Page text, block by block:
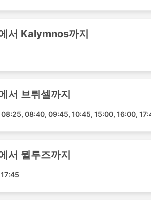
루가다 공항
른 - 제네바
른 - 파리 (프랑스)
른 - 프랑크푸르트암마인
른 - 암스테르담
서 Kalymnos까지
서 브뤼셀까지
08:40, 09:45, 10:45, 15:00, 16:00,
서 뮐루즈까지